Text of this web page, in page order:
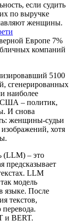
если судить
по выручке
женщины.
Европе 7%
компаний
5100
сгенерированных
наиболее
США – политик,
И снова
женщины-судьи
хотя
(LLM) – это
предсказывает
LLM
модель
языке. После
текстов,
и BERT.